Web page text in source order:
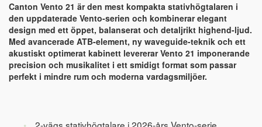
Canton Vento 21 är den mest kompakta stativhögtalaren i
den uppdaterade Vento-serien och kombinerar elegant
design med ett öppet, balanserat och detaljrikt highend-ljud.
Med avancerade ATB-element, ny waveguide-teknik och ett
akustiskt optimerat kabinett levererar Vento 21 imponerande
precision och musikalitet i ett smidigt format som passar
perfekt i mindre rum och moderna vardagsmiljöer.